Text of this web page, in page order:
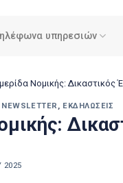
υπηρεσιών
Νομικής: Δικαστικός
NEWSLETTER , ΕΚΔΗΛΏΣΕΙΣ
2025